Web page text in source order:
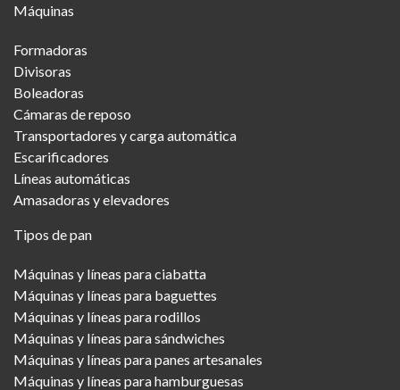
Menu
Máquinas
Formadoras
Divisoras
Boleadoras
Cámaras de reposo
Transportadores y carga automática
Escarificadores
Líneas automáticas
Amasadoras y elevadores
Tipos de pan
Máquinas y líneas para ciabatta
Máquinas y líneas para baguettes
Máquinas y líneas para rodillos
Máquinas y líneas para sándwiches
Máquinas y líneas para panes artesanales
Máquinas y líneas para hamburguesas